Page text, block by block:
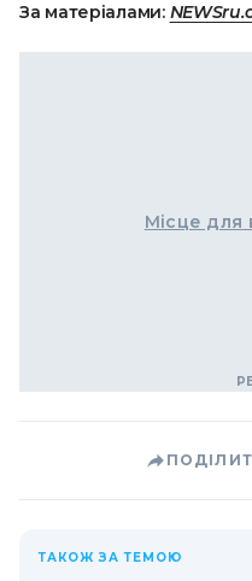
За матеріалами:
Місце для
ТАКОЖ ЗА ТЕМОЮ